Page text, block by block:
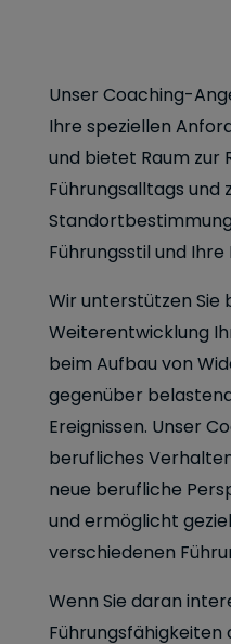
Unser Coaching-
Ihre speziellen
und bietet Raum zur
Führungsalltags und
Führungsstil und
Wir unterstützen Sie
Weiterentwicklung
beim Aufbau von
gegenüber
Ereignissen. Unser
berufliches
neue berufliche
und ermöglicht
verschiedenen
Wenn Sie daran
Führungsfähigkeiten